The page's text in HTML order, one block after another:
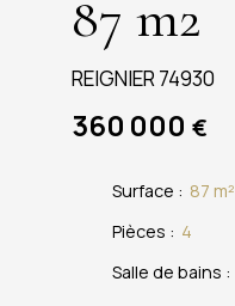
87 m2
REIGNIER 74930
360 000 €
Surface : 87 m²
Pièces : 4
Salle de bains :